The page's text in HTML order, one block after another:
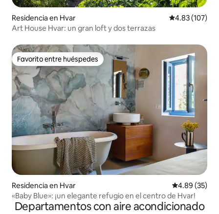
Residencia en Hvar Calificación
4.83 (107)
Art House Hvar: un gran loft y dos terrazas
Favorito entre huéspedes
Favorito entre huéspedes
Residencia en Hvar Calificación
4.89 (35)
«Baby Blue»: ¡un elegante refugio en el centro de Hvar!
Departamentos con aire acondicionado